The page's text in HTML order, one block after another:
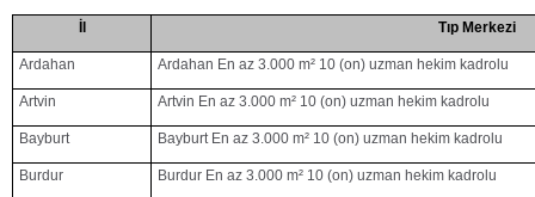
Tıp Merkezi
Ardahan Ardahan En az 3.000 m² 10 (on) uzman hekim kadrolu
Artvin Artvin En az 3.000 m² 10 (on) uzman hekim kadrolu
Bayburt Bayburt En az 3.000 m² 10 (on) uzman hekim kadrolu
Burdur Burdur En az 3.000 m² 10 (on) uzman hekim kadrolu